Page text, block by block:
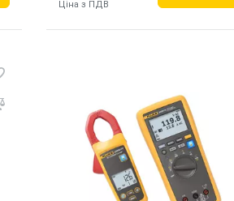
Ціна з ПДВ
912195